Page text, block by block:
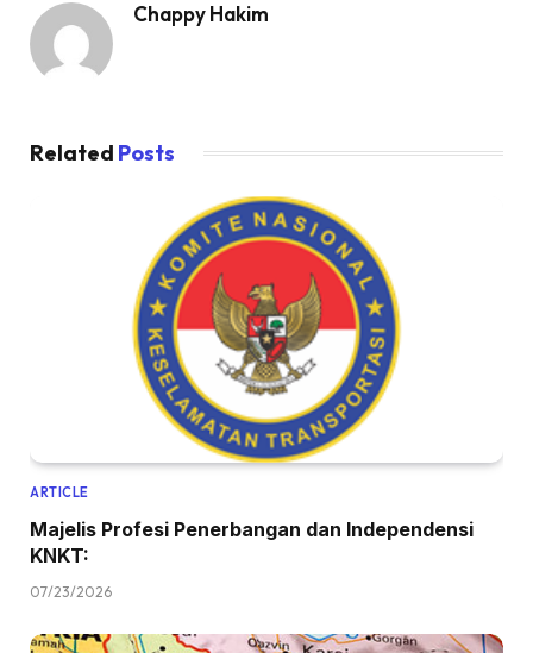
Chappy Hakim
Related Posts
ARTICLE
Majelis Profesi Penerbangan dan Independensi
KNKT:
07/23/2026